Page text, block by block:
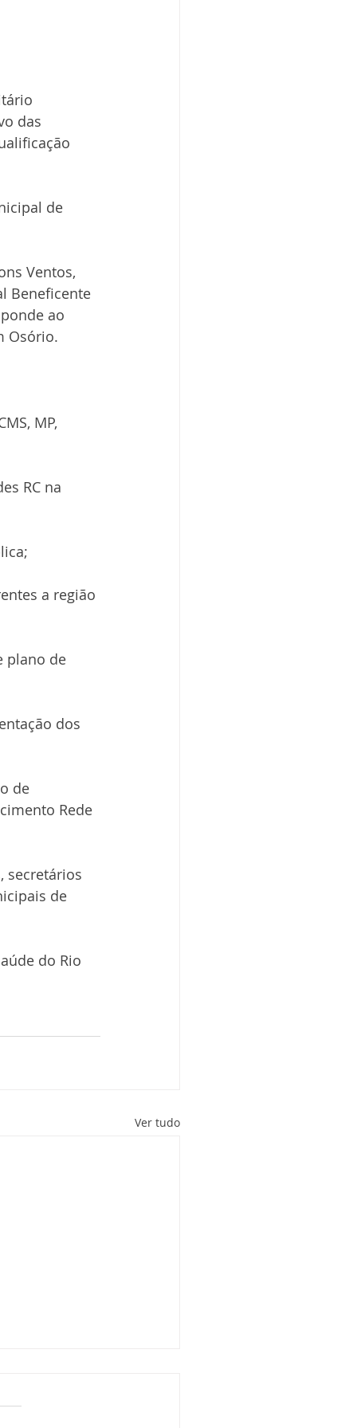
das
de
Ventos,
Beneficente
ao
Osório.
MP,
RC na
a região
plano de
dos
de
Rede
secretários
de
do Rio
Ver tudo